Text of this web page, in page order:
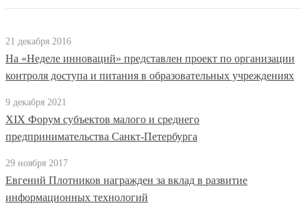
21 декабря 2016
На «Неделе инноваций» представлен проект по организации
контроля доступа и питания в образовательных учреждениях
9 декабря 2021
XIX Форум субъектов малого и среднего
предпринимательства Санкт-Петербурга
29 ноября 2017
Евгений Плотников награжден за вклад в развитие
информационных технологий